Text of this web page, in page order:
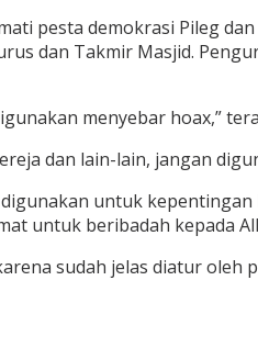
pesta demokrasi Pileg
dan Takmir Masjid.
menyebar hoax,”
dan lain-lain, jangan
untuk
untuk beribadah kepada
sudah jelas diatur oleh